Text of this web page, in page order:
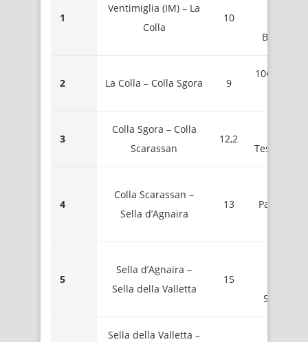
1
Ventimiglia (IM) – La
Colla
10
2 La Colla – Colla Sgora 9
1063 –
3
Colla Sgora – Colla
Scarassan
12,2
Testa
4
Colla Scarassan –
Sella d’Agnaira
13
Passo
5
Sella d’Agnaira –
Sella della Valletta
15
Sella della Valletta –